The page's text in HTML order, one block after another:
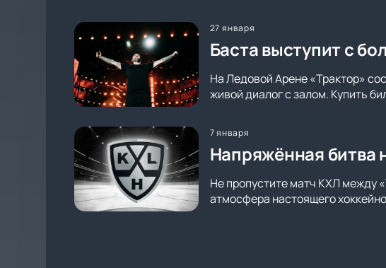
27 января
Баста выступит с
На Ледовой Арене «Трактор»
живой диалог с залом. Купить
7 января
Напряжённая битва
Не пропустите матч КХЛ между
атмосфера настоящего